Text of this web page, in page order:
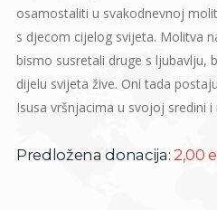
osamostaliti u svakodnevnoj
s djecom cijelog svijeta. Molitva
bismo susretali druge s ljubavlju,
dijelu svijeta žive. Oni tada
Isusa vršnjacima u svojoj sredini
Predložena donacija: 2,00